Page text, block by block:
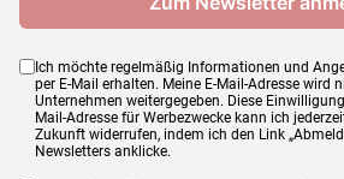
Ich möchte regelmäßig Informationen und
per E-Mail erhalten. Meine E-Mail-Adresse wird
Unternehmen weitergegeben. Diese
Mail-Adresse für Werbezwecke kann ich
Zukunft widerrufen, indem ich den Link
Newsletters anklicke.